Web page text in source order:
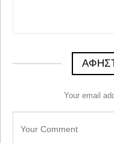
Your email